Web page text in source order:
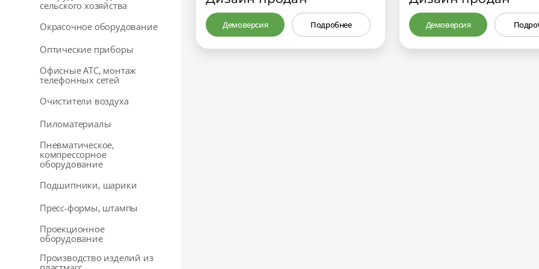
сельского хозяйства
Окрасочное оборудование
Оптические приборы
Офисные АТС, монтаж
телефонных сетей
Очистители воздуха
Пиломатериалы
Пневматическое,
компрессорное
оборудование
Подшипники, шарики
Пресс-формы, штампы
Проекционное
оборудование
Производство изделий из
Демоверсия Подробнее Демоверсия